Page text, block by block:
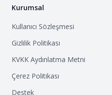
Kurumsal
Kullanıcı Sözleşmesi
Gizlilik Politikası
KVKK Aydınlatma Metni
Çerez Politikası
Destek